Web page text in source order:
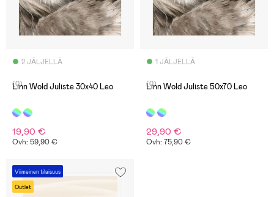
2 JÄLJELLÄ
(0)
Linn Wold Juliste 30x40 Leo
19,90 €
Ovh: 59,90 €
1 JÄLJELLÄ
(0)
Linn Wold Juliste 50x70 Leo
29,90 €
Ovh: 75,90 €
Viimeinen tilaisuus
Outlet